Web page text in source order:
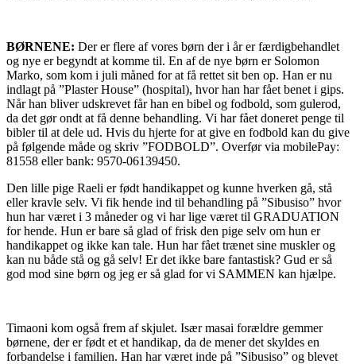
BØRNENE: Der er flere af vores børn der i år er færdigbehandlet
og nye er begyndt at komme til. En af de nye børn er Solomon
Marko, som kom i juli måned for at få rettet sit ben op. Han er nu
indlagt på ”Plaster House” (hospital), hvor han har fået benet i gips.
Når han bliver udskrevet får han en bibel og fodbold, som gulerod,
da det gør ondt at få denne behandling. Vi har fået doneret penge til
bibler til at dele ud. Hvis du hjerte for at give en fodbold kan du give
på følgende måde og skriv ”FODBOLD”. Overfør via mobilePay:
81558 eller bank: 9570-06139450.
Den lille pige Raeli er født handikappet og kunne hverken gå, stå
eller kravle selv. Vi fik hende ind til behandling på ”Sibusiso” hvor
hun har været i 3 måneder og vi har lige været til GRADUATION
for hende. Hun er bare så glad of frisk den pige selv om hun er
handikappet og ikke kan tale. Hun har fået trænet sine muskler og
kan nu både stå og gå selv! Er det ikke bare fantastisk? Gud er så
god mod sine børn og jeg er så glad for vi SAMMEN kan hjælpe.
Timaoni kom også frem af skjulet. Især masai forældre gemmer
børnene, der er født et et handikap, da de mener det skyldes en
forbandelse i familien. Han har været inde på ”Sibusiso” og blevet